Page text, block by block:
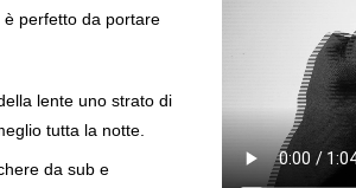
perfetto da portare
lente uno strato di
tutta la notte.
da sub e